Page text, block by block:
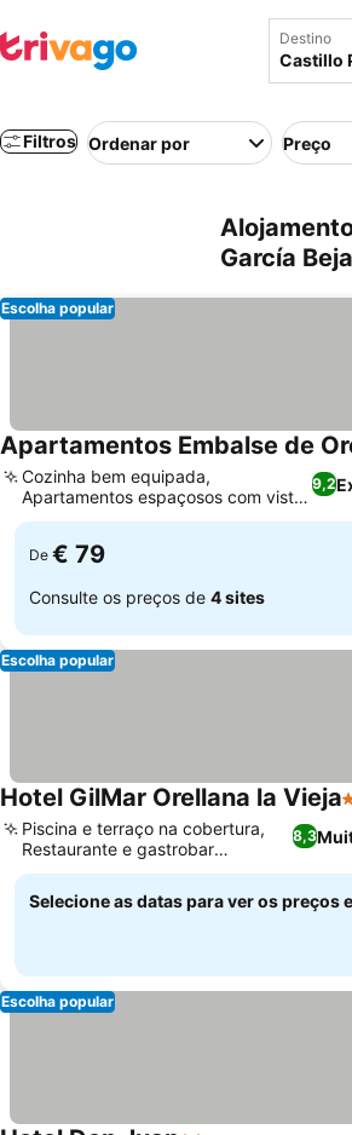
Destino
Filtros Ordenar por Preço
García
Escolha popular
Apartamentos Embalse de
9,2
Cozinha bem equipada,
Apartamentos espaçosos com vista
para o lago
De € 79
Consulte os preços de 4 sites
Escolha popular
Hotel GilMar Orellana la Vieja
8,3
Piscina e terraço na cobertura,
Restaurante e gastrobar
Amazonia
Selecione as datas para ver os preços
Escolha popular